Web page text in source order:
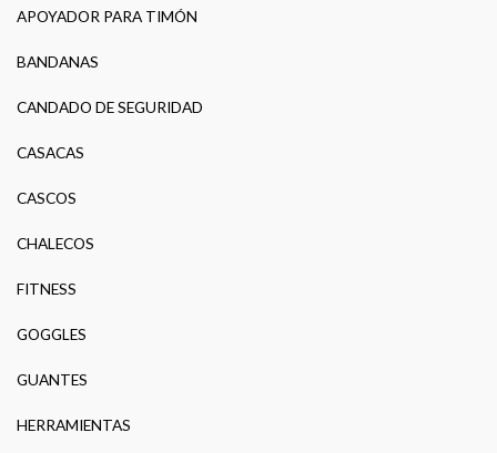
APOYADOR PARA TIMÓN
BANDANAS
CANDADO DE SEGURIDAD
CASACAS
CASCOS
CHALECOS
FITNESS
GOGGLES
GUANTES
HERRAMIENTAS